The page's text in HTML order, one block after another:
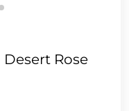
Desert Rose